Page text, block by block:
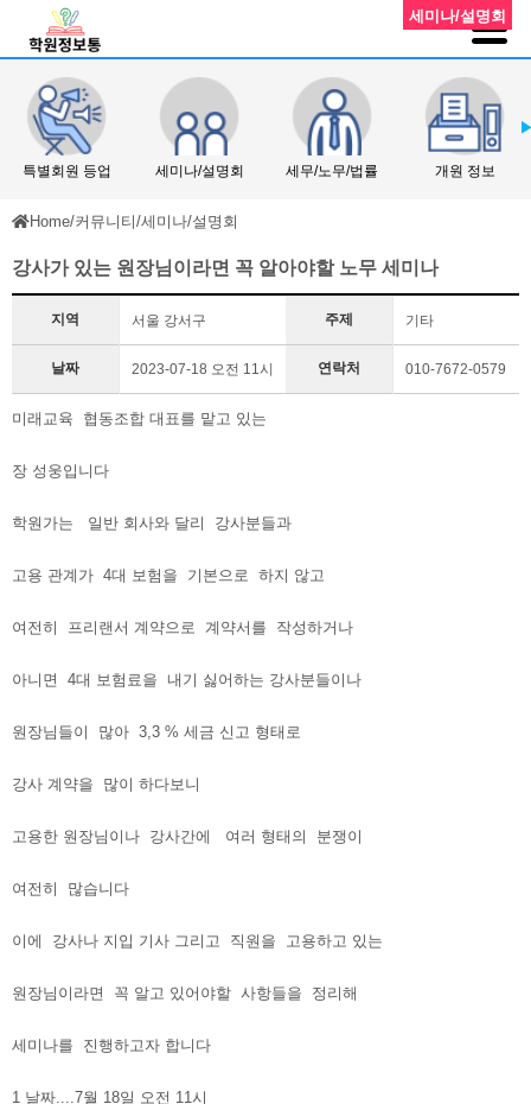
특별회원 등업 세미나/설명회 세무/노무/법률 개원 정보
Home/커뮤니티/세미나/설명회
세미나/설명회
강사가 있는 원장님이라면 꼭 알아야할 노무 세미나
지역 서울 강서구 주제 기타
날짜 2023-07-18 오전 11시 연락처 010-7672-0579
미래교육 협동조합 대표를 맡고 있는
장 성웅입니다
학원가는 일반 회사와 달리 강사분들과
고용 관계가 4대 보험을 기본으로 하지 않고
여전히 프리랜서 계약으로 계약서를 작성하거나
아니면 4대 보험료을 내기 싫어하는 강사분들이나
원장님들이 많아 3,3 % 세금 신고 형태로
강사 계약을 많이 하다보니
고용한 원장님이나 강사간에 여러 형태의 분쟁이
여전히 많습니다
이에 강사나 지입 기사 그리고 직원을 고용하고 있는
원장님이라면 꼭 알고 있어야할 사항들을 정리해
세미나를 진행하고자 합니다
1 날짜....7월 18일 오전 11시